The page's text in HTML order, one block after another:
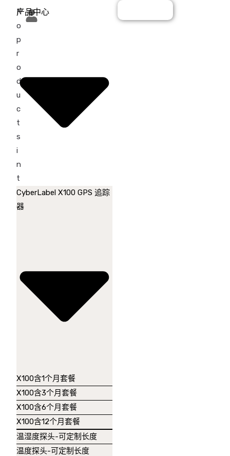
N
o
p
r
o
d
u
c
t
s
i
n
t
h
e
$0.00
产品中心
CyberLabel X100 GPS 追踪
器
X100含1个月套餐
X100含3个月套餐
X100含6个月套餐
X100含12个月套餐
温湿度探头-可定制长度
温度探头-可定制长度